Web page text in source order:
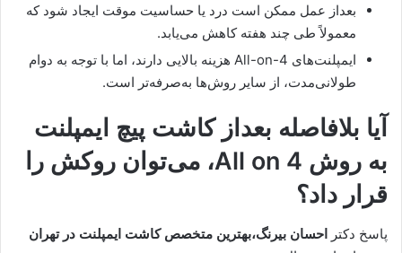
بعداز عمل ممکن است درد یا حساسیت موقت ایجاد شود که
معمولاً طی چند هفته کاهش می‌یابد.
ایمپلنت‌های All-on-4 هزینه‌ بالایی دارند، اما با توجه به دوام
طولانی‌مدت، از سایر روش‌ها به‌صرفه‌تر است.
آیا بلافاصله بعداز کاشت پیچ ایمپلنت
به روش All on 4، می‌توان روکش را
قرار داد؟
پاسخ دکتر
احسان بیرنگ،بهترین متخصص کاشت ایمپلنت در تهران